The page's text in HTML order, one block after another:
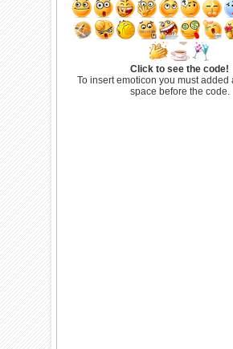
Click to see the code!
To insert emoticon you must added
space before the code.